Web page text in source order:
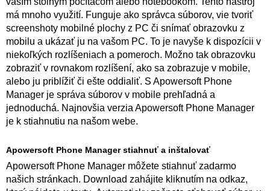
má mnoho využití. Funguje ako správca súborov, vie tvoriť
screenshoty mobilné plochy z PC či snímať obrazovku z
mobilu a ukázať ju na vašom PC. To je navyše k dispozícii v
niekoľkých rozlíšeniach a pomeroch. Možno tak obrazovku
zobraziť v rovnakom rozlíšení, ako sa zobrazuje v mobile,
alebo ju priblížiť či ešte oddialiť. S Apowersoft Phone
Manager je správa súborov v mobile prehľadná a
jednoduchá. Najnovšia verzia Apowersoft Phone Manager
je k stiahnutiu na našom webe.
Apowersoft Phone Manager stiahnuť a inštalovať
Apowersoft Phone Manager môžete stiahnuť zadarmo
našich stránkach. Download zahájite kliknutím na odkaz,